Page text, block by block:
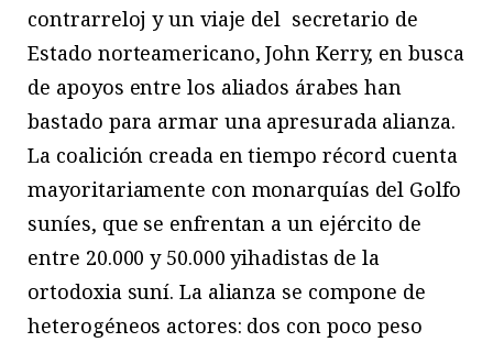
contrarreloj y un viaje del secretario de
Estado norteamericano, John Kerry, en busca
de apoyos entre los aliados árabes han
bastado para armar una apresurada alianza.
La coalición creada en tiempo récord cuenta
mayoritariamente con monarquías del Golfo
suníes, que se enfrentan a un ejército de
entre 20.000 y 50.000 yihadistas de la
ortodoxia suní. La alianza se compone de
heterogéneos actores: dos con poco peso